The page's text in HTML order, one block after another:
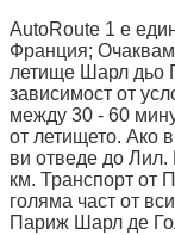
AutoRoute 1 е
Франция;
летище Шарл дьо
зависимост от
между 30 - 60
от летището. Ако
ви отведе до Лил.
км. Транспорт от
голяма част от
Париж Шарл де